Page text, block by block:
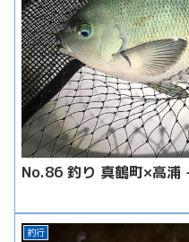
No.86 釣り 真鶴町×高浦
釣行